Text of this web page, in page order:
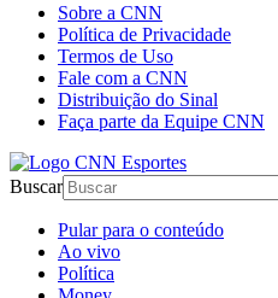
Sobre a CNN
Política de Privacidade
Termos de Uso
Fale com a CNN
Distribuição do Sinal
Faça parte da Equipe CNN
Buscar
Pular para o conteúdo
Ao vivo
Política